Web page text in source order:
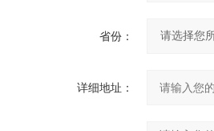
省份：
详细地址：